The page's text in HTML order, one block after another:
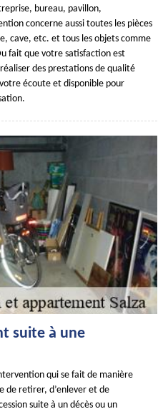
bureau, pavillon,
concerne aussi toutes les pièces
cave, etc. et tous les objets comme
fait que votre satisfaction est
des prestations de qualité
écoute et disponible pour
suite à une
qui se fait de manière
de retirer, d’enlever et de
suite à un décès ou un